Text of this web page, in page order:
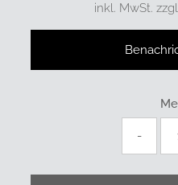
inkl. MwSt.
-